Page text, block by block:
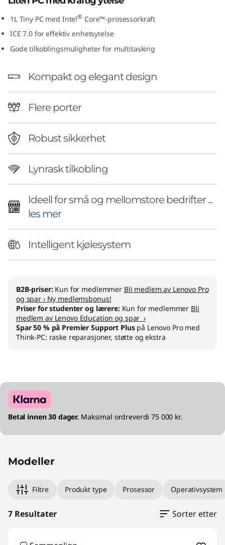
(
I
e
T
n
y
P
1L Tiny PC med Intel® Core™-prosessorkraft
ICE 7.0 for effektiv enhetsytelse
Gode tilkoblingsmuligheter for multitasking
Kompakt og elegant design
Flere porter
Robust sikkerhet
Lynrask tilkobling
Ideell for små og mellomstore bedrifter ...
les mer
Intelligent kjølesystem
B2B-priser: Kun for medlemmer Bli medlem av Lenovo Pro
og spar › Ny medlemsbonus!
Priser for studenter og lærere: Kun for medlemmer Bli
medlem av Lenovo Education og spar ›
Spar 50 % på Premier Support Pluspå Lenovo Pro med
Think-PC: raske reparasjoner, støtte og ekstra
Betal innen 30 dager. Maksimal ordreverdi 75 000 kr.
Modeller
Filtre Produkt type Prosessor Operativsystem
7 Resultater Sorter etter